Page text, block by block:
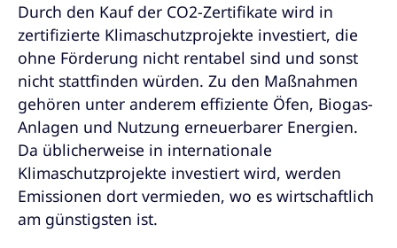
Durch den Kauf der CO2-Zertifikate wird in
zertifizierte Klimaschutzprojekte investiert, die
ohne Förderung nicht rentabel sind und sonst
nicht stattfinden würden. Zu den Maßnahmen
gehören unter anderem effiziente Öfen, Biogas-
Anlagen und Nutzung erneuerbarer Energien.
Da üblicherweise in internationale
Klimaschutzprojekte investiert wird, werden
Emissionen dort vermieden, wo es wirtschaftlich
am günstigsten ist.